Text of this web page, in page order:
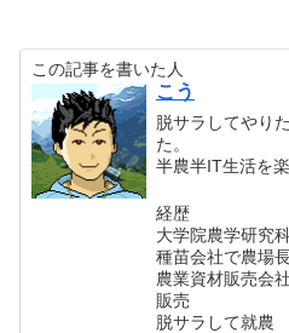
この記事を書いた人
こう
脱サラしてやり
た。
半農半IT生活を
経歴
大学院農学研究
種苗会社で農場
農業資材販売会
販売
脱サラして就農